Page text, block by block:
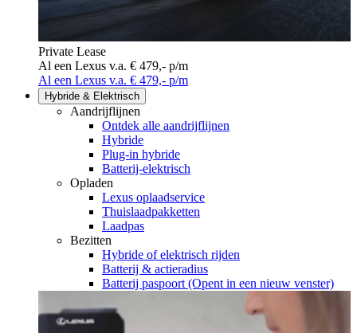
Private Lease
Al een Lexus v.a. € 479,- p/m
Al een Lexus v.a. € 479,- p/m
Hybride & Elektrisch
Aandrijflijnen
Ontdek alle aandrijflijnen
Hybride
Plug-in hybride
Batterij-elektrisch
Opladen
Lexus oplaadservice
Thuislaadpakketten
Laadpas
Bezitten
Hybride of elektrisch rijden
Batterij & actieradius
Batterij paspoort (Opent in een nieuw venster)